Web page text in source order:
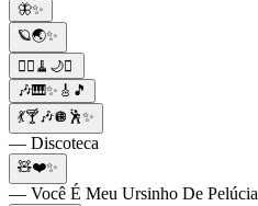
🦋✨
🪐🌏✨
🧙‍♀️🧹🌙✨
🎶🎹✨🎸🎵
💃🍸🎶🪩🕺✨
— Discoteca
🧸❤️✨
— Você É Meu Ursinho De Pelúcia